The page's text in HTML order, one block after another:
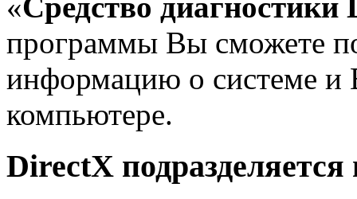
«Средство диагностики
программы Вы сможете
информацию о системе и
компьютере.
DirectX подразделяется